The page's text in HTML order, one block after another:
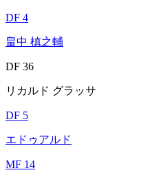
DF 4
畠中 槙之輔
DF 36
リカルド グラッサ
DF 5
エドゥアルド
MF 14